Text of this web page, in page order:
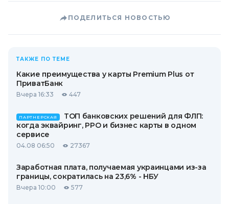
ПОДЕЛИТЬСЯ НОВОСТЬЮ
ТАКЖЕ ПО ТЕМЕ
Какие преимущества у карты Premium Plus от
ПриватБанк
Вчера 16:33 447
ПАРТНЕРСКАЯ
ТОП банковских решений для ФЛП:
когда эквайринг, РРО и бизнес карты в одном
сервисе
04.08 06:50 27367
Заработная плата, получаемая украинцами из-за
границы, сократилась на 23,6% - НБУ
Вчера 10:00 577